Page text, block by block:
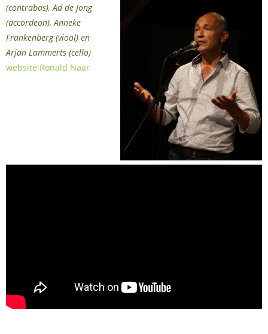
(contrabas), Ad de Jong
(accordeon), Anneke
Frankenberg (viool) en
Arjan Lammerts (cello)
website Ronald Naar